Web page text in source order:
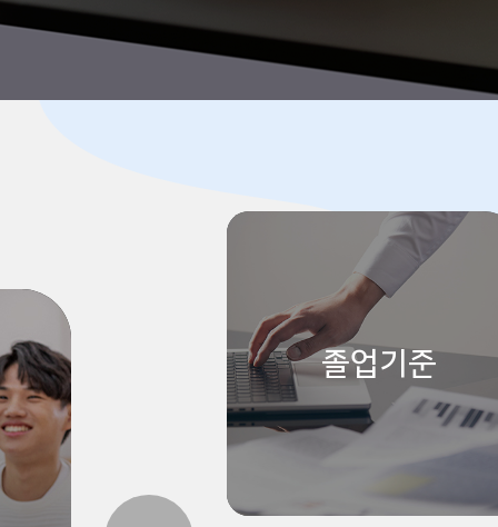
기준
전공소개